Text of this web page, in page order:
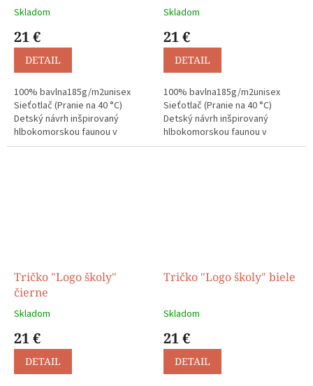
Skladom
21 €
DETAIL
100% bavlna185g/m2unisex
Sieťotlač (Pranie na 40 °C)
Detský návrh inšpirovaný
hlbokomorskou faunou v
technike linorytu.
Skladom
21 €
DETAIL
100% bavlna185g/m2unisex
Sieťotlač (Pranie na 40 °C)
Detský návrh inšpirovaný
hlbokomorskou faunou v
technike linorytu.
Tričko "Logo školy"
čierne
Skladom
21 €
DETAIL
Tričko "Logo školy" biele
Skladom
21 €
DETAIL